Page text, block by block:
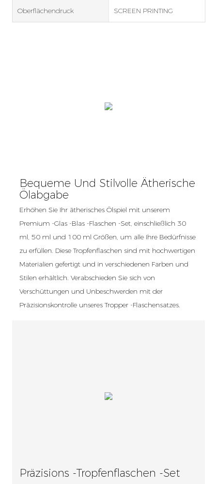
Oberflächendruck SCREEN PRINTING
Bequeme Und Stilvolle Ätherische
Ölabgabe
Erhöhen Sie Ihr ätherisches Ölspiel mit unserem
Premium -Glas -Blas -Flaschen -Set, einschließlich 30
ml, 50 ml und 100 ml Größen, um alle Ihre Bedürfnisse
zu erfüllen. Diese Tropfenflaschen sind mit hochwertigen
Materialien gefertigt und in verschiedenen Farben und
Stilen erhältlich. Verabschieden Sie sich von
Verschüttungen und Unbeschwerden mit der
Präzisionskontrolle unseres Tropper -Flaschensatzes.
Präzisions -Tropfenflaschen -Set